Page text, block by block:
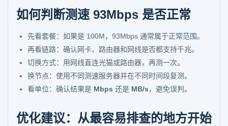
如何判断测速 93Mbps 是否正常
先看套餐：如果是 100M，93Mbps 通常属于正常范围。
再看链路：确认网卡、路由器和网线是否都支持千兆。
切换方式：用网线直连光猫或路由器，再测一次。
换节点：使用不同测速服务器并在不同时间段复测。
看单位：确认结果是 Mbps 还是 MB/s，避免误判。
优化建议：从最容易排查的地方开始